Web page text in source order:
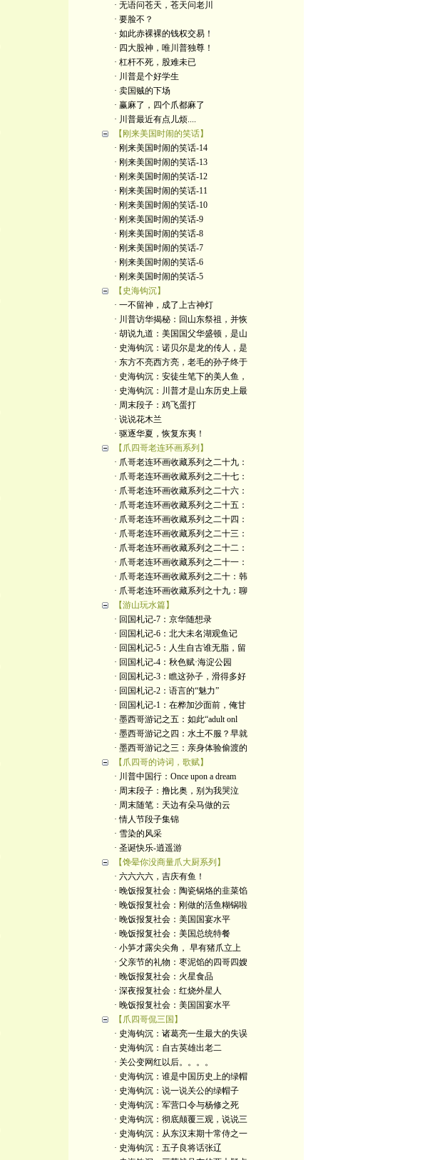
· 无语问苍天，苍天问老川
· 要脸不？
· 如此赤裸裸的钱权交易！
· 四大股神，唯川普独尊！
· 杠杆不死，股难未已
· 川普是个好学生
· 卖国贼的下场
· 赢麻了，四个爪都麻了
· 川普最近有点儿烦....
【刚来美国时闹的笑话】
· 刚来美国时闹的笑话-14
· 刚来美国时闹的笑话-13
· 刚来美国时闹的笑话-12
· 刚来美国时闹的笑话-11
· 刚来美国时闹的笑话-10
· 刚来美国时闹的笑话-9
· 刚来美国时闹的笑话-8
· 刚来美国时闹的笑话-7
· 刚来美国时闹的笑话-6
· 刚来美国时闹的笑话-5
【史海钩沉】
· 一不留神，成了上古神灯
· 川普访华揭秘：回山东祭祖，并恢
· 胡说九道：美国国父华盛顿，是山
· 史海钩沉：诺贝尔是龙的传人，是
· 东方不亮西方亮，老毛的孙子终于
· 史海钩沉：安徒生笔下的美人鱼，
· 史海钩沉：川普才是山东历史上最
· 周末段子：鸡飞蛋打
· 说说花木兰
· 驱逐华夏，恢复东夷！
【爪四哥老连环画系列】
· 爪哥老连环画收藏系列之二十九：
· 爪哥老连环画收藏系列之二十七：
· 爪哥老连环画收藏系列之二十六：
· 爪哥老连环画收藏系列之二十五：
· 爪哥老连环画收藏系列之二十四：
· 爪哥老连环画收藏系列之二十三：
· 爪哥老连环画收藏系列之二十二：
· 爪哥老连环画收藏系列之二十一：
· 爪哥老连环画收藏系列之二十：韩
· 爪哥老连环画收藏系列之十九：聊
【游山玩水篇】
· 回国札记-7：京华随想录
· 回国札记-6：北大未名湖观鱼记
· 回国札记-5：人生自古谁无脂，留
· 回国札记-4：秋色赋·海淀公园
· 回国札记-3：瞧这孙子，滑得多好
· 回国札记-2：语言的“魅力”
· 回国札记-1：在桦加沙面前，俺甘
· 墨西哥游记之五：如此“adult onl
· 墨西哥游记之四：水土不服？早就
· 墨西哥游记之三：亲身体验偷渡的
【爪四哥的诗词，歌赋】
· 川普中国行：Once upon a dream
· 周末段子：撸比奥，别为我哭泣
· 周末随笔：天边有朵马做的云
· 情人节段子集锦
· 雪染的风采
· 圣诞快乐-逍遥游
【馋晕你没商量爪大厨系列】
· 六六六六，吉庆有鱼！
· 晚饭报复社会：陶瓷锅烙的韭菜馅
· 晚饭报复社会：刚做的活鱼糊锅啦
· 晚饭报复社会：美国国宴水平
· 晚饭报复社会：美国总统特餐
· 小笋才露尖尖角， 早有猪爪立上
· 父亲节的礼物：枣泥馅的四哥四嫂
· 晚饭报复社会：火星食品
· 深夜报复社会：红烧外星人
· 晚饭报复社会：美国国宴水平
【爪四哥侃三国】
· 史海钩沉：诸葛亮一生最大的失误
· 史海钩沉：自古英雄出老二
· 关公变网红以后。。。。
· 史海钩沉：谁是中国历史上的绿帽
· 史海钩沉：说一说关公的绿帽子
· 史海钩沉：军营口令与杨修之死
· 史海钩沉：彻底颠覆三观，说说三
· 史海钩沉：从东汉末期十常侍之一
· 史海钩沉：五子良将话张辽